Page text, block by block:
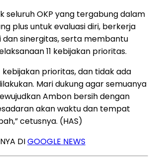
seluruh OKP yang tergabung dalam
plus untuk evaluasi diri, berkerja
sinergitas, serta membantu
11 kebijakan prioritas.
kebijakan prioritas, dan tidak ada
Mari dukung agar semuanya
Ambon bersih dengan
akan waktu dan tempat
cetusnya. (HAS)
DIGOOGLE NEWS